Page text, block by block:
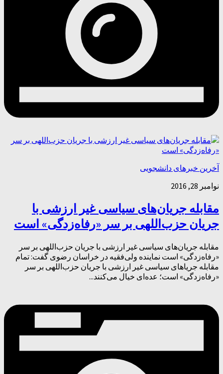
آخرین خبرهای دانشجویی
نوامبر 28, 2016
مقابله جریان‌های سیاسی غیر ارزشی با
جریان حزب‌اللهی بر سر «رفاه‌زدگی» است
مقابله جریان‌های سیاسی غیر ارزشی با جریان حزب‌اللهی بر سر
«رفاه‌زدگی» است نماینده ولی‌فقیه در خراسان رضوی گفت: تمام
مقابله جریاهای سیاسی غیر ارزشی با جریان حزب‌اللهی بر سر
«رفاه‌زدگی» است؛ عده‌ای خیال می‌کنند...